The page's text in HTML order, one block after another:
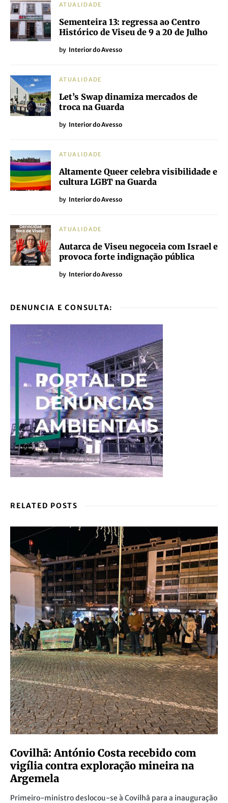
ATUALIDADE
Sementeira 13: regressa ao Centro
Histórico de Viseu de 9 a 20 de Julho
by Interior do Avesso
ATUALIDADE
Let’s Swap dinamiza mercados de
troca na Guarda
by Interior do Avesso
ATUALIDADE
Altamente Queer celebra visibilidade e
cultura LGBT na Guarda
by Interior do Avesso
ATUALIDADE
Autarca de Viseu negoceia com Israel e
provoca forte indignação pública
by Interior do Avesso
DENUNCIA E CONSULTA:
RELATED POSTS
Covilhã: António Costa recebido com
vigília contra exploração mineira na
Argemela
Primeiro-ministro deslocou-se à Covilhã para a inauguração